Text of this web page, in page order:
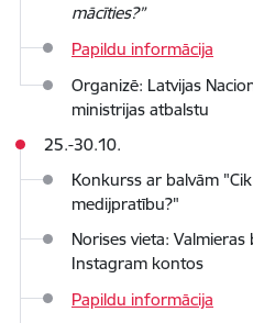
mācīties?”
Papildu informācija
Organizē: Latvijas
ministrijas atbalstu
25.-30.10.
Konkurss ar balvām
medijpratību?"
Norises vieta:
Instagram kontos
Papildu informācija